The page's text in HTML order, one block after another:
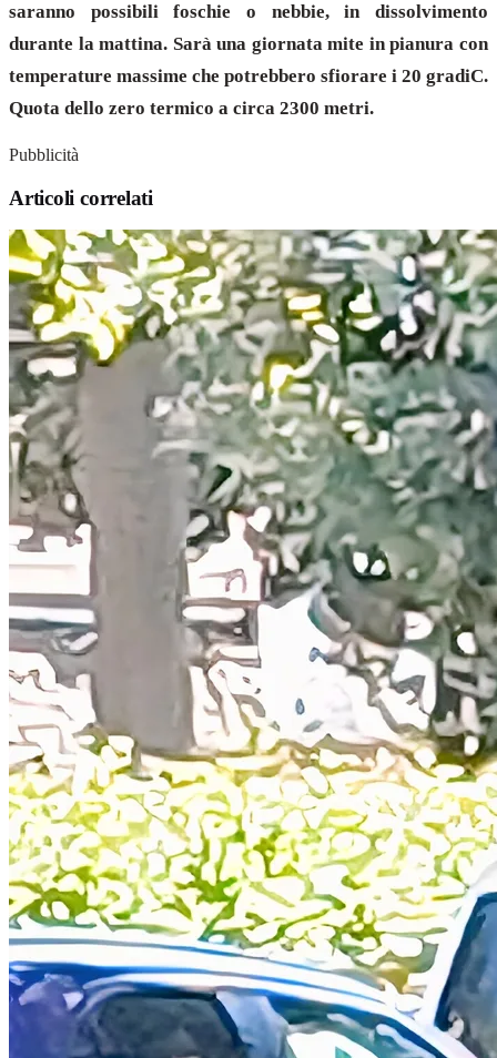
saranno possibili foschie o nebbie, in dissolvimento
durante la mattina. Sarà una giornata mite in pianura con
temperature massime che potrebbero sfiorare i 20 gradiC.
Quota dello zero termico a circa 2300 metri.
Pubblicità
Articoli correlati